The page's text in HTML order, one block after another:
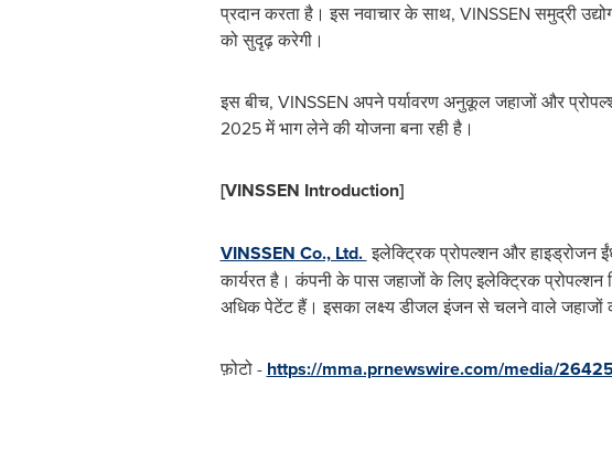
प्रदान करता है। इस नवाचार के साथ, VINSSEN समुद्री
को सुदृढ़ करेगी।
इस बीच, VINSSEN अपने पर्यावरण अनुकूल जहाजों और
2025 में भाग लेने की योजना बना रही है।
[VINSSEN Introduction]
VINSSEN Co., Ltd. इलेक्ट्रिक प्रोपल्शन और हाइड्रोजन
कार्यरत है। कंपनी के पास जहाजों के लिए इलेक्ट्रिक
अधिक पेटेंट हैं। इसका लक्ष्य डीजल इंजन से चलने वाले जहाजों
फ़ोटो - https://mma.prnewswire.com/media/